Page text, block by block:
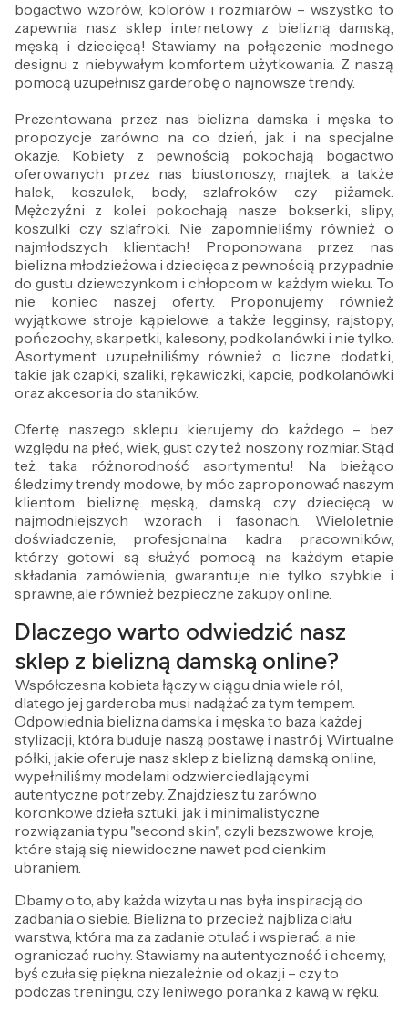
bogactwo wzorów, kolorów i rozmiarów – wszystko to
zapewnia nasz sklep internetowy z bielizną damską,
męską i dziecięcą! Stawiamy na połączenie modnego
designu z niebywałym komfortem użytkowania. Z naszą
pomocą uzupełnisz garderobę o najnowsze trendy.
Prezentowana przez nas bielizna damska i męska to
propozycje zarówno na co dzień, jak i na specjalne
okazje. Kobiety z pewnością pokochają bogactwo
oferowanych przez nas biustonoszy, majtek, a także
halek, koszulek, body, szlafroków czy piżamek.
Mężczyźni z kolei pokochają nasze bokserki, slipy,
koszulki czy szlafroki. Nie zapomnieliśmy również o
najmłodszych klientach! Proponowana przez nas
bielizna młodzieżowa i dziecięca z pewnością przypadnie
do gustu dziewczynkom i chłopcom w każdym wieku. To
nie koniec naszej oferty. Proponujemy również
wyjątkowe stroje kąpielowe, a także legginsy, rajstopy,
pończochy, skarpetki, kalesony, podkolanówki i nie tylko.
Asortyment uzupełniliśmy również o liczne dodatki,
takie jak czapki, szaliki, rękawiczki, kapcie, podkolanówki
oraz akcesoria do staników.
Ofertę naszego sklepu kierujemy do każdego – bez
względu na płeć, wiek, gust czy też noszony rozmiar. Stąd
też taka różnorodność asortymentu! Na bieżąco
śledzimy trendy modowe, by móc zaproponować naszym
klientom bieliznę męską, damską czy dziecięcą w
najmodniejszych wzorach i fasonach. Wieloletnie
doświadczenie, profesjonalna kadra pracowników,
którzy gotowi są służyć pomocą na każdym etapie
składania zamówienia, gwarantuje nie tylko szybkie i
sprawne, ale również bezpieczne zakupy online.
Dlaczego warto odwiedzić nasz
sklep z bielizną damską online?
Współczesna kobieta łączy w ciągu dnia wiele ról,
dlatego jej garderoba musi nadążać za tym tempem.
Odpowiednia bielizna damska i męska to baza każdej
stylizacji, która buduje naszą postawę i nastrój. Wirtualne
półki, jakie oferuje nasz sklep z bielizną damską online,
wypełniliśmy modelami odzwierciedlającymi
autentyczne potrzeby. Znajdziesz tu zarówno
koronkowe dzieła sztuki, jak i minimalistyczne
rozwiązania typu "second skin", czyli bezszwowe kroje,
które stają się niewidoczne nawet pod cienkim
ubraniem.
Dbamy o to, aby każda wizyta u nas była inspiracją do
zadbania o siebie. Bielizna to przecież najbliza ciału
warstwa, która ma za zadanie otulać i wspierać, a nie
ograniczać ruchy. Stawiamy na autentyczność i chcemy,
byś czuła się piękna niezależnie od okazji – czy to
podczas treningu, czy leniwego poranka z kawą w ręku.